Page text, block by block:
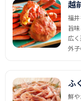
越
福
旨
広
外子
ふ
鮮